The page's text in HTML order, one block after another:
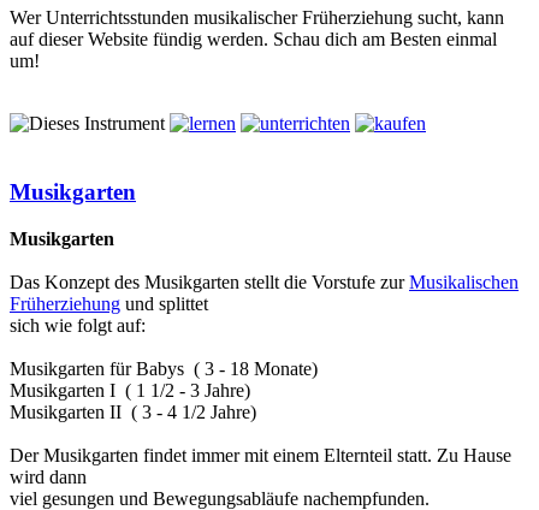
Wer Unterrichtsstunden musikalischer Früherziehung sucht, kann
auf dieser Website fündig werden. Schau dich am Besten einmal
um!
Musikgarten
Musikgarten
Das Konzept des Musikgarten stellt die Vorstufe zurMusikalischen
Früherziehung und splittet
sich wie folgt auf:
Musikgarten für Babys ( 3 - 18 Monate)
Musikgarten I ( 1 1/2 - 3 Jahre)
Musikgarten II ( 3 - 4 1/2 Jahre)
Der Musikgarten findet immer mit einem Elternteil statt. Zu Hause
wird dann
viel gesungen und Bewegungsabläufe nachempfunden.